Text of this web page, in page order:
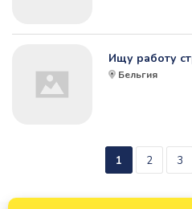
Ищу работу
Бельгия
1 2 3